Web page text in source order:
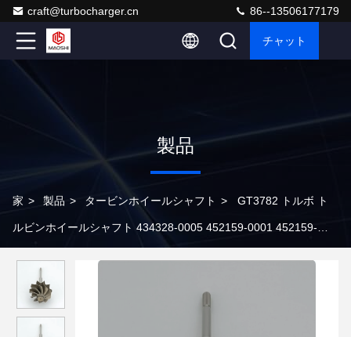
craft@turbocharger.cn 86--13506177179
チャット
製品
家 > 製品 > タービンホイールシャフト > GT3782 トルボ ト
ルビンホイールシャフト 434328-0005 452159-0001 452159-